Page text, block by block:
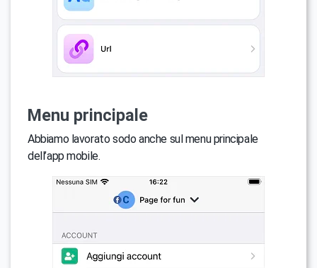
Menu principale
Abbiamo lavorato sodo anche sul menu principale
dell’app mobile.